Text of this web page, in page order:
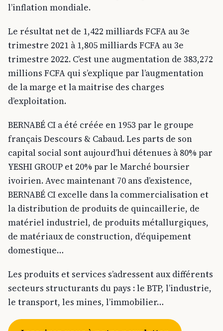
l’inflation mondiale.
Le résultat net de 1,422 milliards FCFA au 3e
trimestre 2021 à 1,805 milliards FCFA au 3e
trimestre 2022. C’est une augmentation de 383,272
millions FCFA qui s’explique par l’augmentation
de la marge et la maitrise des charges
d’exploitation.
BERNABÉ CI a été créée en 1953 par le groupe
français Descours & Cabaud. Les parts de son
capital social sont aujourd’hui détenues à 80% par
YESHI GROUP et 20% par le Marché boursier
ivoirien. Avec maintenant 70 ans d’existence,
BERNABÉ CI excelle dans la commercialisation et
la distribution de produits de quincaillerie, de
matériel industriel, de produits métallurgiques,
de matériaux de construction, d’équipement
domestique…
Les produits et services s’adressent aux différents
secteurs structurants du pays : le BTP, l’industrie,
le transport, les mines, l’immobilier…